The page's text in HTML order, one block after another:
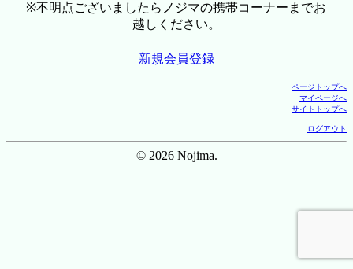
※不明点ございましたらノジマの携帯コーナーまでお
越しください。
新規会員登録
ページトップへ
マイページへ
サイトトップへ
ログアウト
© 2026 Nojima.